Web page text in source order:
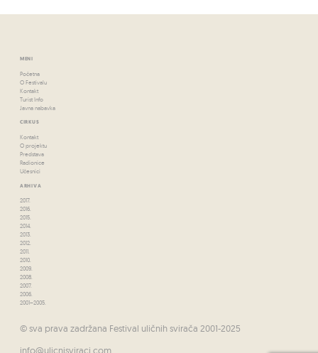
MENI
Početna
O Festivalu
Kontakt
Turist Info
Javna nabavka
CIRKUS
Kontakt
O projektu
Predstava
Radionice
Učesnici
ARHIVA
2017.
2016.
2015.
2014.
2013.
2012.
2011.
2010.
2009.
2008.
2007.
2006.
2001–2005.
© sva prava zadržana Festival uličnih svirača 2001-2025
info@ulicnisviraci.com